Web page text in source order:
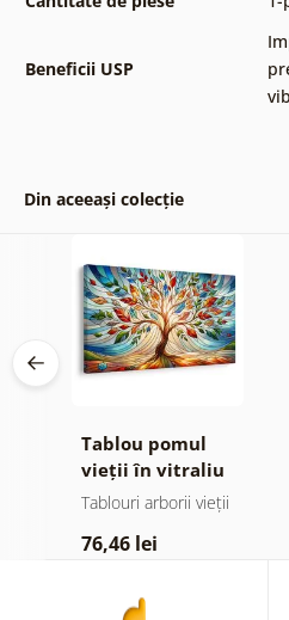
Beneficii USP
Din aceeași colecție
Tablou pomul
vieții în vitraliu
colorat
Tablouri arborii vieții
76,46 lei